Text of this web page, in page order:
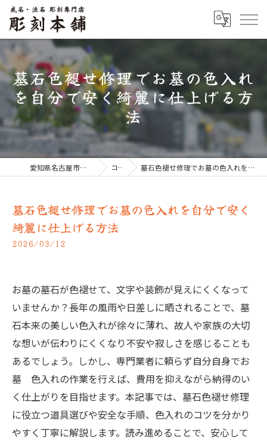
墓石色褪せ修理でお墓の色入れ
を自分で安く綺麗に仕上げる方
法
愛知県名古屋市のお墓なら彫刻本舗 コラム 墓石色褪せ修理でお墓の色入れを自分で安く綺麗に仕上げる方法
墓石色褪せ修理でお墓の色入れを自分で安く
綺麗に仕上げる方法
2026/03/12
お墓の墓石が色褪せて、文字や装飾が見えにくくなって
いませんか？長年の風雨や日差しに晒されることで、墓
石本来の美しい色入れが徐々に薄れ、故人や家族の大切
な想いが伝わりにくくなり不安や寂しさを感じることも
あるでしょう。しかし、専門業者に頼らず自分自身でお
墓 色入れの作業を行えば、費用を抑えながら納得のい
く仕上がりを目指せます。本記事では、墓石色褪せ修理
に役立つ道具選びや安全な手順、色入れのコツを分かり
やすく丁寧に解説します。読み進めることで、安心して